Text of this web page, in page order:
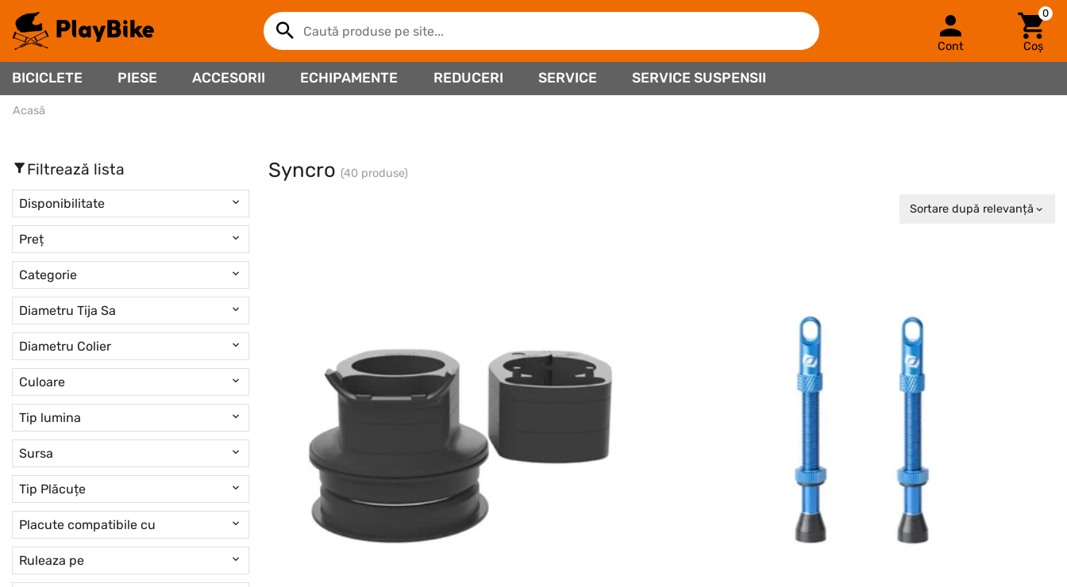
Cont Coș
0
BICICLETE PIESE ACCESORII ECHIPAMENTE REDUCERI SERVICE SERVICE SUSPENSII
Acasă
Filtrează lista
Disponibilitate
Preț
Categorie
Diametru Tija Sa
Diametru Colier
Culoare
Tip lumina
Sursa
Tip Plăcuțe
Placute compatibile cu
Ruleaza pe
Syncro (40 produse)
Sortare după relevanță